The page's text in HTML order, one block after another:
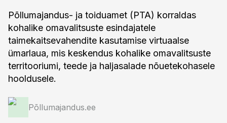
Põllumajandus- ja toiduamet (PTA) korraldas
kohalike omavalitsuste esindajatele
taimekaitsevahendite kasutamise virtuaalse
ümarlaua, mis keskendus kohalike omavalitsuste
territooriumi, teede ja haljasalade nõuetekohasele
hooldusele.
Põllumajandus.ee